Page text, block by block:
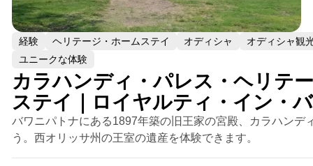
経験 ヘリテージ・ホームステイ オディシャ
オディシャ観
ユニークな体験
カラハンディ・パレス・ヘリテ
ステイ｜ロイヤルティ・イン・
バワニパトナにある1897年築の旧王家の宮殿、カラハンデ
う。西オリッサ州の王室の遺産を体験できます。